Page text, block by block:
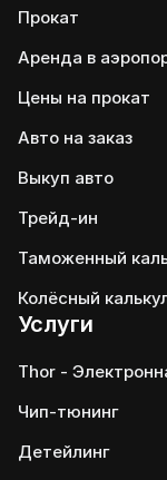
Прокат
Аренда в
Цены на прокат
Авто на заказ
Выкуп авто
Трейд-ин
Таможенный
Колёсный
Услуги
Thor -
Чип-тюнинг
Детейлинг